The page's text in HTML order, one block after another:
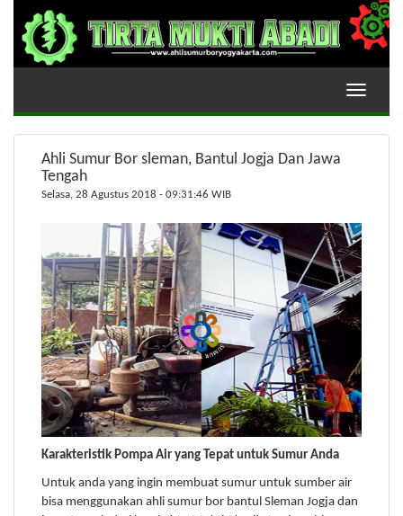
Toggle
Ahli Sumur Bor sleman, Bantul Jogja Dan Jawa
Tengah
Selasa, 28 Agustus 2018 - 09:31:46 WIB
Karakteristik Pompa Air yang Tepat untuk Sumur Anda
Untuk anda yang ingin membuat sumur untuk sumber air
bisa menggunakan ahli sumur bor bantul Sleman Jogja dan